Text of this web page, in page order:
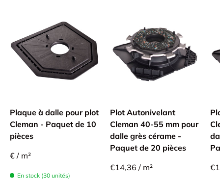
Plaque à dalle pour plot
Cleman - Paquet de 10
pièces
€ / m²
En stock (30 unités)
Plot Autonivelant
Cleman 40-55 mm pour
dalle grès cérame -
Paquet de 20 pièces
€14,36 / m²